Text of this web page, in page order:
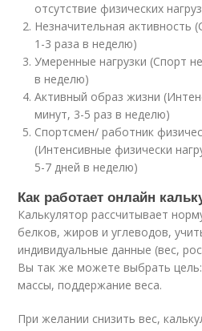
отсутствие физических
Незначительная активность
1-3 раза в неделю)
Умеренные нагрузки (Спорт
в неделю)
Активный образ жизни
минут, 3-5 раз в неделю)
Спортсмен/ работник
(Интенсивные физически
5-7 дней в неделю)
Как работает онлайн
Калькулятор рассчитывает
белков, жиров и углеводов,
индивидуальные данные (вес,
Вы так же можете выбрать
массы, поддержание веса.
При желании снизить вес,